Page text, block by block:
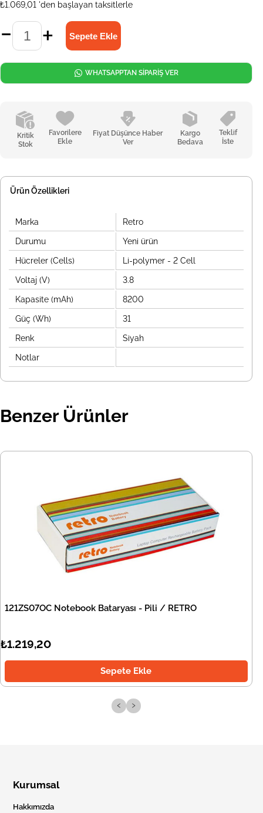
₺1.069,01 'den başlayan taksitlerle
Kritik
Stok
Favorilere
Ekle
Fiyat Düşünce Haber
Ver
Kargo
Bedava
Teklif
İste
WHATSAPPTAN SİPARİŞ VER
Ürün Özellikleri
Marka Retro
Durumu Yeni ürün
Hücreler (Cells) Li-polymer - 2 Cell
Voltaj (V) 3.8
Kapasite (mAh) 8200
Güç (Wh) 31
Renk Siyah
Notlar
Benzer Ürünler
121ZS07OC Notebook Bataryası - Pili / RETRO
₺1.219,20
Sepete Ekle
‹ ›
Kurumsal
Hakkımızda